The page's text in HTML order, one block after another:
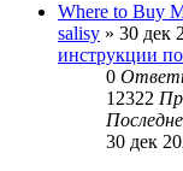
Where to Buy
salisy » 30 дек
инструкции
0
12322
30 дек